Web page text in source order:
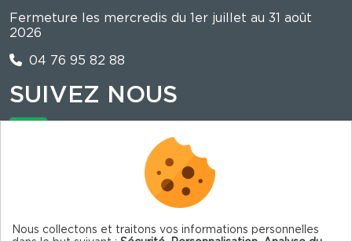
Fermeture les mercredis du 1er juillet au 31 août
2026
04 76 95 82 88
SUIVEZ NOUS
La mairie est sur illiwap !
Nous collectons et traitons vos informations personnelles